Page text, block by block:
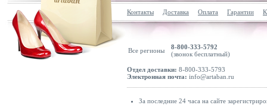
Контакты Доставка Оплата Гарантии
Все регионы
8-800-333-5792
(звонок бесплатный)
Отдел доставки: 8-800-333-5793
Электронная почта: info@artaban.ru
За последние 24 часа на сайте